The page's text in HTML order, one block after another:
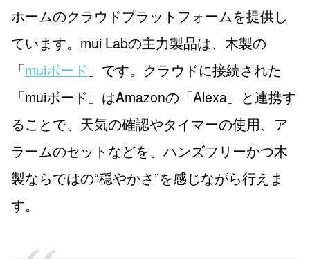
ホームのクラウドプラットフォームを提供し
ています。mui Labの主力製品は、木製の
「muiボード 」です。クラウドに接続された
「muiボード」はAmazonの「Alexa」と連携す
ることで、天気の確認やタイマーの使用、ア
ラームのセットなどを、ハンズフリーかつ木
製ならではの“穏やかさ”を感じながら行えま
す。